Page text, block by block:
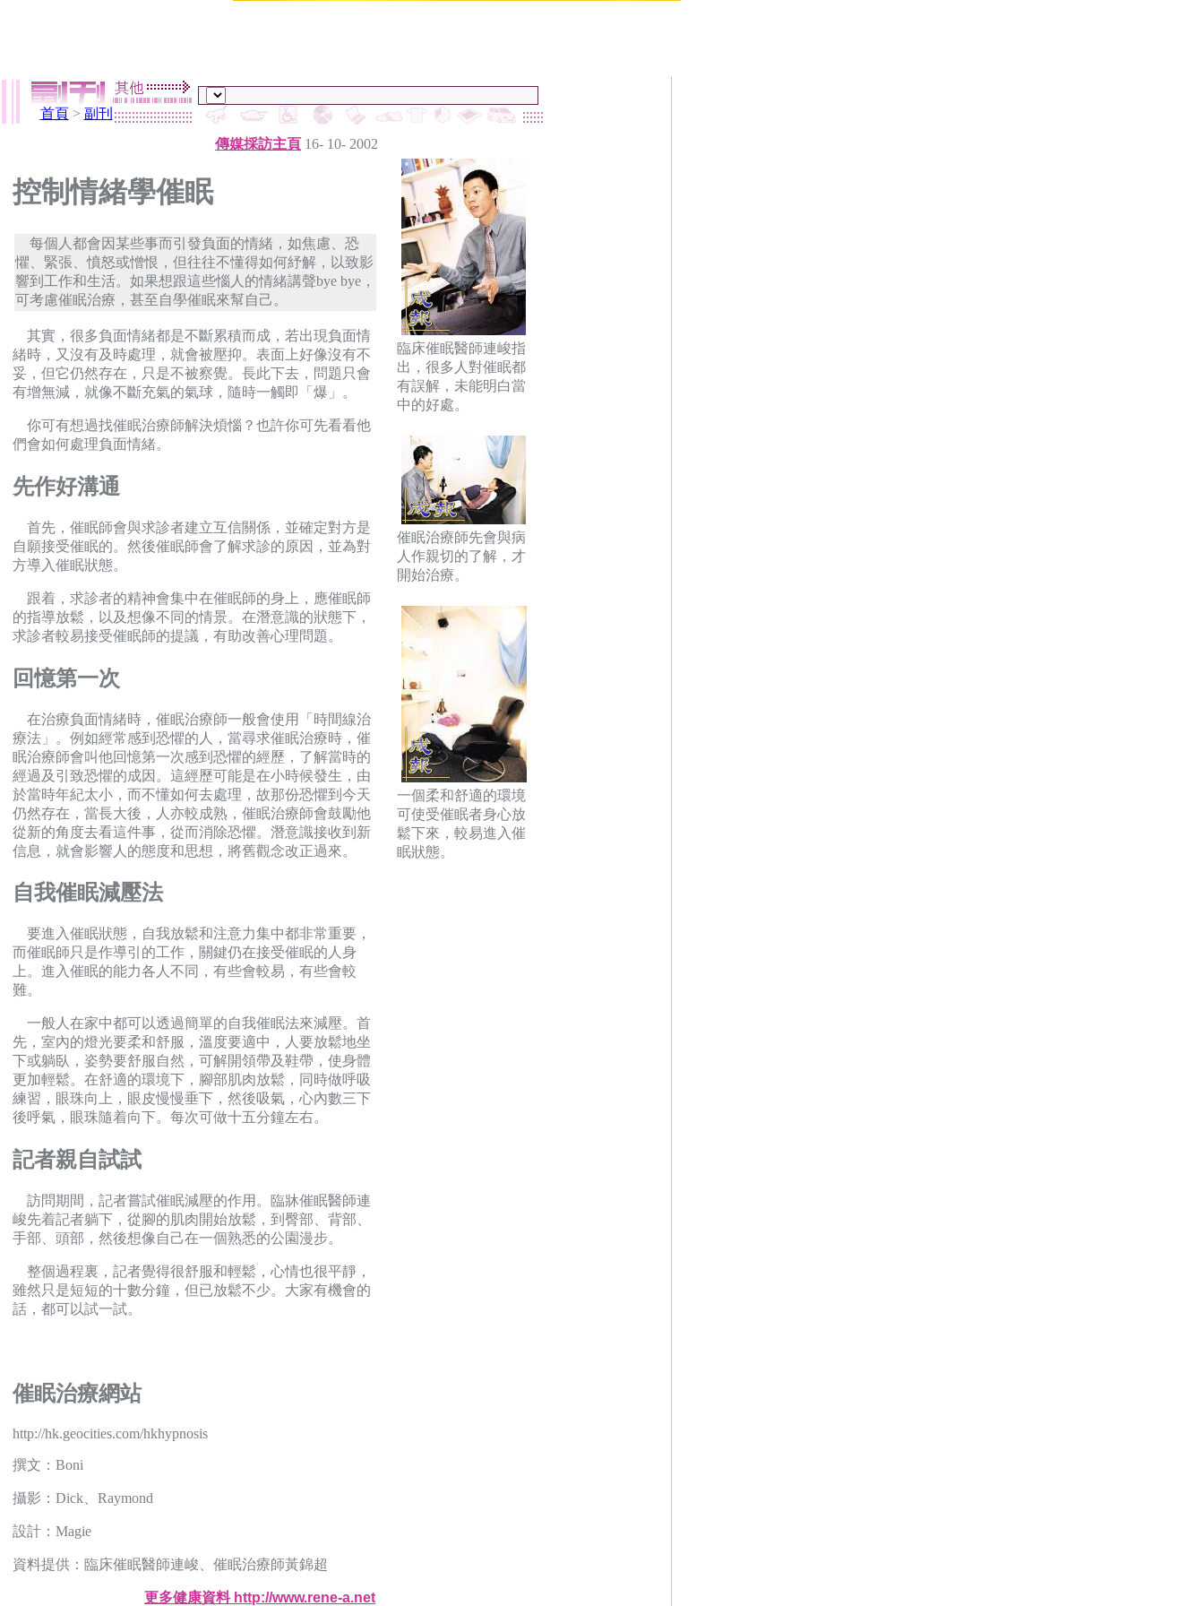
首頁> 副刊
傳媒採訪主頁 16- 10- 2002
控制情緒學催眠
每個人都會因某些事而引發負面的情緒，如焦慮、恐
懼、緊張、憤怒或憎恨，但往往不懂得如何紓解，以致影
響到工作和生活。如果想跟這些惱人的情緒講聲bye bye，
可考慮催眠治療，甚至自學催眠來幫自己。
其實，很多負面情緒都是不斷累積而成，若出現負面情
緒時，又沒有及時處理，就會被壓抑。表面上好像沒有不
妥，但它仍然存在，只是不被察覺。長此下去，問題只會
有增無減，就像不斷充氣的氣球，隨時一觸即「爆」。
你可有想過找催眠治療師解決煩惱？也許你可先看看他
們會如何處理負面情緒。
先作好溝通
首先，催眠師會與求診者建立互信關係，並確定對方是
自願接受催眠的。然後催眠師會了解求診的原因，並為對
方導入催眠狀態。
跟着，求診者的精神會集中在催眠師的身上，應催眠師
的指導放鬆，以及想像不同的情景。在潛意識的狀態下，
求診者較易接受催眠師的提議，有助改善心理問題。
回憶第一次
在治療負面情緒時，催眠治療師一般會使用「時間線治
療法」。例如經常感到恐懼的人，當尋求催眠治療時，催
眠治療師會叫他回憶第一次感到恐懼的經歷，了解當時的
經過及引致恐懼的成因。這經歷可能是在小時候發生，由
於當時年紀太小，而不懂如何去處理，故那份恐懼到今天
仍然存在，當長大後，人亦較成熟，催眠治療師會鼓勵他
從新的角度去看這件事，從而消除恐懼。潛意識接收到新
信息，就會影響人的態度和思想，將舊觀念改正過來。
自我催眠減壓法
要進入催眠狀態，自我放鬆和注意力集中都非常重要，
而催眠師只是作導引的工作，關鍵仍在接受催眠的人身
上。進入催眠的能力各人不同，有些會較易，有些會較
難。
一般人在家中都可以透過簡單的自我催眠法來減壓。首
先，室內的燈光要柔和舒服，溫度要適中，人要放鬆地坐
下或躺臥，姿勢要舒服自然，可解開領帶及鞋帶，使身體
更加輕鬆。在舒適的環境下，腳部肌肉放鬆，同時做呼吸
練習，眼珠向上，眼皮慢慢垂下，然後吸氣，心內數三下
後呼氣，眼珠隨着向下。每次可做十五分鐘左右。
記者親自試試
訪問期間，記者嘗試催眠減壓的作用。臨牀催眠醫師連
峻先着記者躺下，從腳的肌肉開始放鬆，到臀部、背部、
手部、頭部，然後想像自己在一個熟悉的公園漫步。
整個過程裏，記者覺得很舒服和輕鬆，心情也很平靜，
雖然只是短短的十數分鐘，但已放鬆不少。大家有機會的
話，都可以試一試。
催眠治療網站
http://hk.geocities.com/hkhypnosis
撰文：Boni
攝影：Dick、Raymond
設計：Magie
資料提供：臨床催眠醫師連峻、催眠治療師黃錦超
更多健康資料 http://www.rene-a.net
臨床催眠醫師連峻指
出，很多人對催眠都
有誤解，未能明白當
中的好處。
催眠治療師先會與病
人作親切的了解，才
開始治療。
一個柔和舒適的環境
可使受催眠者身心放
鬆下來，較易進入催
眠狀態。